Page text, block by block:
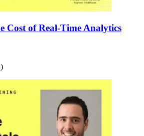
Cost of Real-Time Analytics
)